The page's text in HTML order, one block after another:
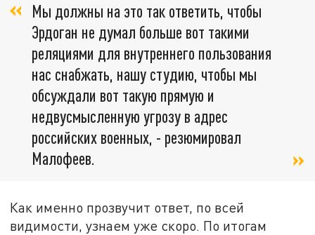
Мы должны на это так ответить, чтобы
Эрдоган не думал больше вот такими
реляциями для внутреннего пользования
нас снабжать, нашу студию, чтобы мы
обсуждали вот такую прямую и
недвусмысленную угрозу в адрес
российских военных, - резюмировал
Малофеев.
Как именно прозвучит ответ, по всей
видимости, узнаем уже скоро. По итогам